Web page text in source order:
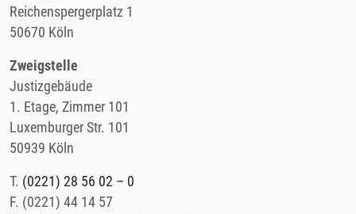
Reichenspergerplatz 1
50670 Köln
Zweigstelle
Justizgebäude
1. Etage, Zimmer 101
Luxemburger Str. 101
50939 Köln
T. (0221) 28 56 02 – 0
F. (0221) 44 14 57